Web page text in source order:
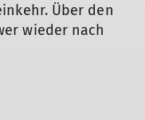
Über den
wieder nach